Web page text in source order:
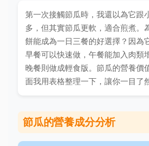
第一次接觸節瓜時，我還以為它跟
多，但其實節瓜更軟，適合煎煮。
餅能成為一日三餐的好選擇？因為
早餐可以快速做，午餐能加入肉類
晚餐則做成輕食版。節瓜的營養價
面我用表格整理一下，讓你一目了然
節瓜的營養成分分析